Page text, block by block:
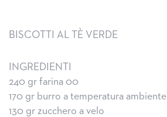
BISCOTTI AL TÈ VERDE
INGREDIENTI
240 gr farina 00
170 gr burro a temperatura ambiente
130 gr zucchero a velo